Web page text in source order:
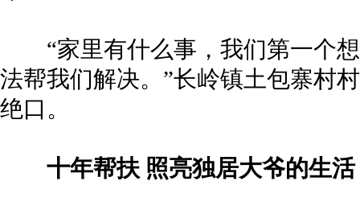
“家里有什么事，我们第一个想
法帮我们解决。”长岭镇土包寨村
绝口。
十年帮扶 照亮独居大爷的生活